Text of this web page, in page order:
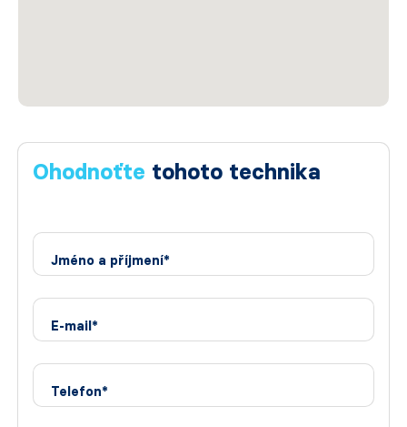
Ohodnoťte tohoto technika
Jméno a příjmení*
E-mail*
Telefon*